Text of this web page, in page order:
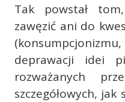
Tak powstał
zawęzić ani do
deprawacji idei
rozważanych
szczegółowych,